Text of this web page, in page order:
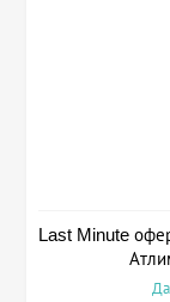
Last Minute